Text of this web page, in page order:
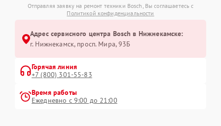
Отправляя заявку на ремонт техники Bosch, Вы соглашаетесь с
Политикой конфиденциальности
Адрес сервисного центра Bosch в Нижнекамске:
г. Нижнекамск, просп. Мира, 93Б
Горячая линия
+7 (800) 301-55-83
Время работы
Ежедневно с 9:00 до 21:00